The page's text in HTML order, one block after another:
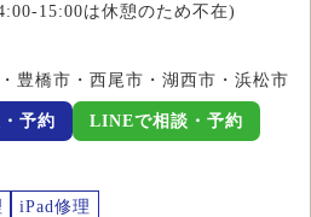
15:00は休憩のため不在)
豊橋市・西尾市・湖西市・浜松市
予約 LINEで相談・予約
iPad修理